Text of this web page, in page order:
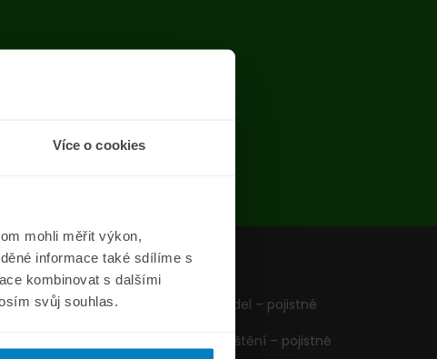
Více o cookies
mohli měřit výkon,
informace také sdílíme s
kombinovat s dalšími
svůj souhlas.
Formuláře
Pojištění vozidel – pojistné
Cestovní pojištění – pojistné